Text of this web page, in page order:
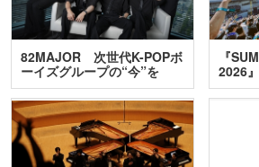
82MAJOR 次世代K-POPボ
ーイズグループの“今”を
訊…
『
2026